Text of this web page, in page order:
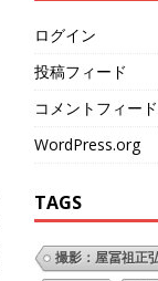
ログイン
投稿フィード
コメントフィード
WordPress.org
TAGS
撮影：屋冨祖正